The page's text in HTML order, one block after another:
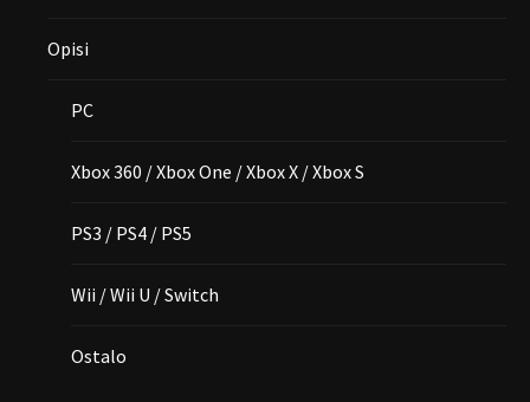
Opisi
PC
Xbox 360 / Xbox One / Xbox X / Xbox S
PS3 / PS4 / PS5
Wii / Wii U / Switch
Ostalo